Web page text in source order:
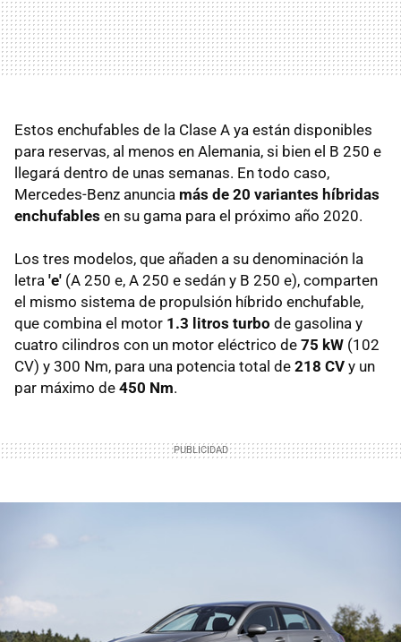
Estos enchufables de la Clase A ya están disponibles
para reservas, al menos en Alemania, si bien el B 250 e
llegará dentro de unas semanas. En todo caso,
Mercedes-Benz anuncia más de 20 variantes híbridas
enchufables en su gama para el próximo año 2020.
Los tres modelos, que añaden a su denominación la
letra 'e' (A 250 e, A 250 e sedán y B 250 e), comparten
el mismo sistema de propulsión híbrido enchufable,
que combina el motor 1.3 litros turbo de gasolina y
cuatro cilindros con un motor eléctrico de 75 kW (102
CV) y 300 Nm, para una potencia total de 218 CV y un
par máximo de 450 Nm.